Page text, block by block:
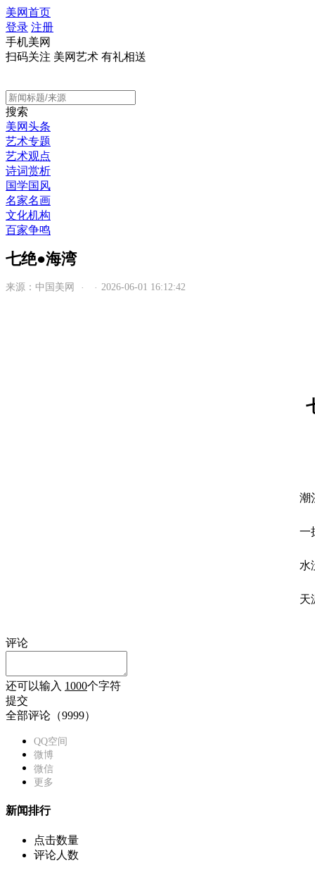
美网首页
登录 注册
手机美网
扫码关注 美网艺术 有礼相送
搜索
美网头条
艺术专题
艺术观点
诗词赏析
国学国风
名家名画
文化机构
百家争鸣
七绝●海湾
来源：中国美网 · · 2026-06-01 16:12:42
潮
一
水
天
评论
还可以输入 1000个字符
提交
全部评论（9999）
QQ空间
微博
微信
更多
新闻排行
点击数量
评论人数